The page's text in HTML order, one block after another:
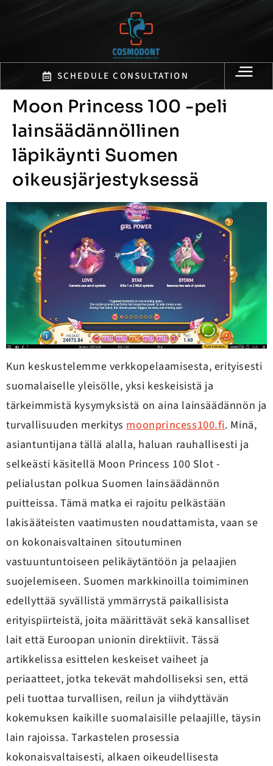
SCHEDULE CONSULTATION
Moon Princess 100 -peli
lainsäädännöllinen
läpikäynti Suomen
oikeusjärjestyksessä
Kun keskustelemme verkkopelaamisesta, erityisesti
suomalaiselle yleisölle, yksi keskeisistä ja
tärkeimmistä kysymyksistä on aina lainsäädännön ja
turvallisuuden merkitysmoonprincess100.fi. Minä,
asiantuntijana tällä alalla, haluan rauhallisesti ja
selkeästi käsitellä Moon Princess 100 Slot -
pelialustan polkua Suomen lainsäädännön
puitteissa. Tämä matka ei rajoitu pelkästään
lakisääteisten vaatimusten noudattamista, vaan se
on kokonaisvaltainen sitoutuminen
vastuuntuntoiseen pelikäytäntöön ja pelaajien
suojelemiseen. Suomen markkinoilla toimiminen
edellyttää syvällistä ymmärrystä paikallisista
erityispiirteistä, joita määrittävät sekä kansalliset
lait että Euroopan unionin direktiivit. Tässä
artikkelissa esittelen keskeiset vaiheet ja
periaatteet, jotka tekevät mahdolliseksi sen, että
peli tuottaa turvallisen, reilun ja viihdyttävän
kokemuksen kaikille suomalaisille pelaajille, täysin
lain rajoissa. Tarkastelen prosessia
kokonaisvaltaisesti, alkaen oikeudellisesta